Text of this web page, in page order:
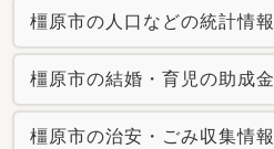
橿原市の人口などの統計情報
橿原市の結婚・育児の助成金
橿原市の治安・ごみ収集情報